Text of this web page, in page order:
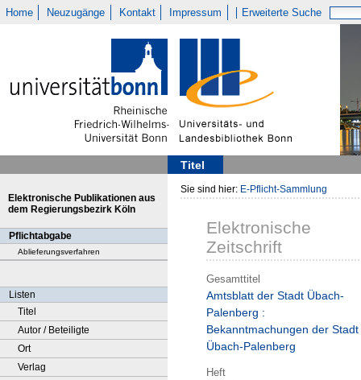
Home Neuzugänge Kontakt Impressum Erweiterte Suche
Titel
Elektronische Publikationen aus
dem Regierungsbezirk Köln
Pflichtabgabe
Ablieferungsverfahren
Listen
Titel
Autor / Beteiligte
Ort
Verlag
Sie sind hier: E-Pflicht-Sammlung
Elektronische
Zeitschrift
Gesamttitel
Amtsblatt der Stadt Übach-
Palenberg :
Bekanntmachungen der Stadt
Übach-Palenberg
Heft